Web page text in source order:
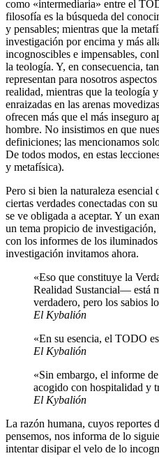
como «intermediaria» entre el
filosofía es la búsqueda del
y pensables; mientras que la
investigación por encima y más
incognoscibles e impensables,
la teología. Y, en consecuencia,
representan para nosotros
realidad, mientras que la teología
enraizadas en las arenas
ofrecen más que el más inseguro
hombre. No insistimos en que
definiciones; las mencionamos
De todos modos, en estas
y metafísica).
Pero si bien la naturaleza
ciertas verdades conectadas con
se ve obligada a aceptar. Y un
un tema propicio de
con los informes de los
investigación invitamos ahora.
«Eso que constituye la
Realidad Sustancial— está
verdadero, pero los sabios
El Kybalión
«En su esencia, el TODO
El Kybalión
«Sin embargo, el informe
acogido con hospitalidad y
El Kybalión
La razón humana, cuyos reportes
pensemos, nos informa de lo
intentar disipar el velo de lo